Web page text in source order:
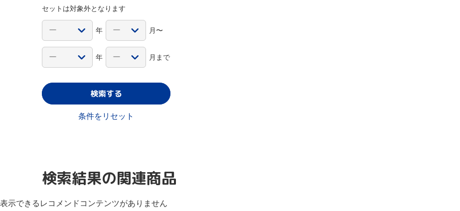
セットは対象外となります
年 月〜
年 月まで
検索する
条件をリセット
検索結果の関連商品
表示できるレコメンドコンテンツがありません